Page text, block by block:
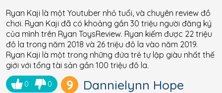
Ryan Kaji là một Youtuber nhỏ tuổi, và chuyên review đồ
chơi. Ryan Kaji đã có khoảng gần 30 triệu người đăng ký
của mình trên Ryan ToysReview. Ryan kiếm được 22 triệu
đô la trong năm 2018 và 26 triệu đô la vào năm 2019.
Ryan Kaji là một trong những đứa trẻ tự lập giàu nhất thế
giới với tổng tài sản gần 100 triệu đô la.
0 0 9
Dannielynn Hope